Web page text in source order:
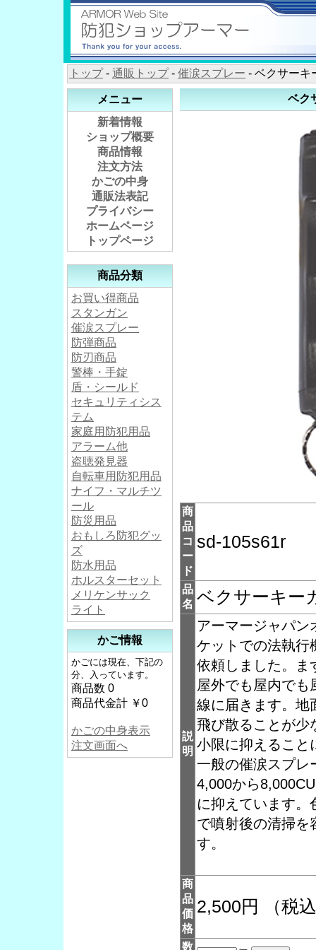
トップ- 通販トップ- 催涙スプレー - ベクサーキ
メニュー
新着情報
ショップ概要
商品情報
注文方法
かごの中身
通販法表記
プライバシー
ホームページ
トップページ
商品分類
お買い得商品
スタンガン
催涙スプレー
防弾商品
防刃商品
警棒・手錠
盾・シールド
セキュリティシス
テム
家庭用防犯用品
アラーム他
盗聴発見器
自転車用防犯用品
ナイフ・マルチツ
ール
防災用品
おもしろ防犯グッ
ズ
防水用品
ホルスターセット
メリケンサック
ライト
かご情報
かごには現在、下記の
分、入っています。
商品数 0
商品代金計 ￥0
かごの中身表示
注文画面へ
ベク
商
品
コ
ー
ド
sd-105s61r
品
名 ベクサーキー
説
明
アーマージャパン
ケットでの法執行
依頼しました。ま
屋外でも屋内でも
線に届きます。地
飛び散ることが少
小限に抑えること
一般の催涙スプレ
4,000から
に抑えています。
で噴射後の清掃を
す。
商
品
価
格
2,500円 （税
数